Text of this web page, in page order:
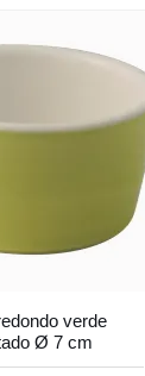
verde
Ø 7 cm